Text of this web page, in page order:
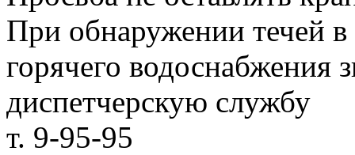
При обнаружении течей в
горячего водоснабжения
диспетчерскую службу
т. 9-95-95